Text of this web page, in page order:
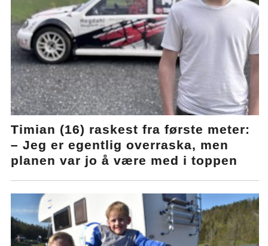
Timian (16) raskest fra første meter:
– Jeg er egentlig overraska, men
planen var jo å være med i toppen